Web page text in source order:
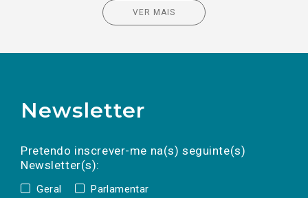
VER MAIS
Newsletter
Pretendo inscrever-me na(s) seguinte(s)
Newsletter(s):
Geral Parlamentar
a(s) newsletter(s).
mail